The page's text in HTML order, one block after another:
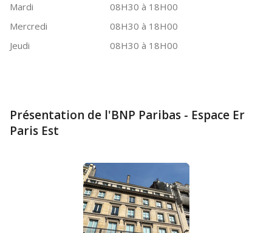
Mardi
08H30 à 18H00
Mercredi
08H30 à 18H00
Jeudi
08H30 à 18H00
Présentation de l'BNP Paribas - Espace Er
Paris Est